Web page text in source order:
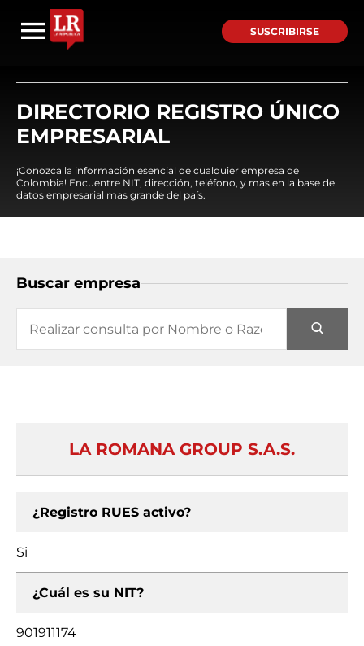
SUSCRIBIRSE
DIRECTORIO REGISTRO ÚNICO
EMPRESARIAL
¡Conozca la información esencial de cualquier empresa de
Colombia! Encuentre NIT, dirección, teléfono, y mas en la base de
datos empresarial mas grande del país.
Buscar empresa
LA ROMANA GROUP S.A.S.
¿Registro RUES activo?
Si
¿Cuál es su NIT?
901911174